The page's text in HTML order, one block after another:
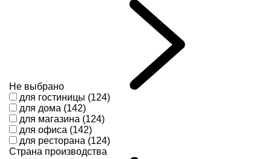
Не выбрано
для гостиницы (124)
для дома (142)
для магазина (124)
для офиса (142)
для ресторана (124)
Страна производства